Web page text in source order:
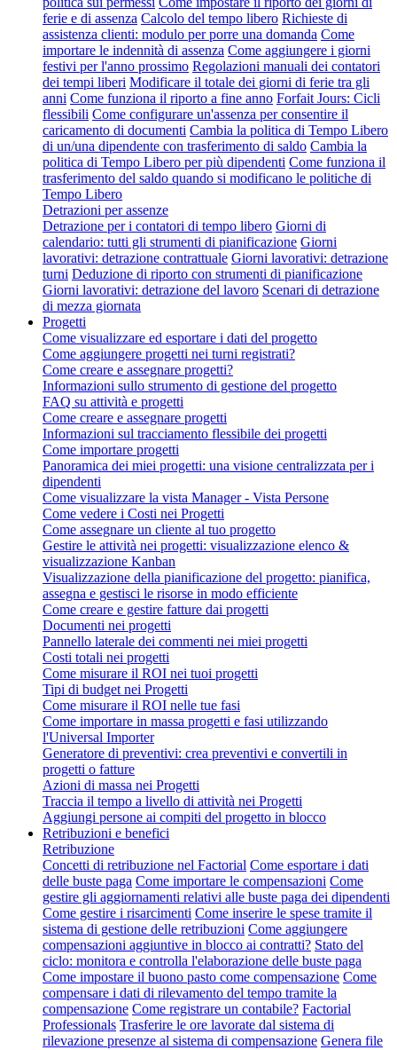
ferie e di assenza Calcolo del tempo libero Richieste di
assistenza clienti: modulo per porre una domanda Come
importare le indennità di assenza Come aggiungere i giorni
festivi per l'anno prossimo Regolazioni manuali dei contatori
dei tempi liberi Modificare il totale dei giorni di ferie tra gli
anni Come funziona il riporto a fine anno Forfait Jours: Cicli
flessibili Come configurare un'assenza per consentire il
caricamento di documenti Cambia la politica di Tempo Libero
di un/una dipendente con trasferimento di saldo Cambia la
politica di Tempo Libero per più dipendenti Come funziona il
trasferimento del saldo quando si modificano le politiche di
Tempo Libero
Detrazioni per assenze
Detrazione per i contatori di tempo libero Giorni di
calendario: tutti gli strumenti di pianificazione Giorni
lavorativi: detrazione contrattuale Giorni lavorativi: detrazione
turni Deduzione di riporto con strumenti di pianificazione
Giorni lavorativi: detrazione del lavoro Scenari di detrazione
di mezza giornata
Progetti
Come visualizzare ed esportare i dati del progetto
Come aggiungere progetti nei turni registrati?
Come creare e assegnare progetti?
Informazioni sullo strumento di gestione del progetto
FAQ su attività e progetti
Come creare e assegnare progetti
Informazioni sul tracciamento flessibile dei progetti
Come importare progetti
Panoramica dei miei progetti: una visione centralizzata per i
dipendenti
Come visualizzare la vista Manager - Vista Persone
Come vedere i Costi nei Progetti
Come assegnare un cliente al tuo progetto
Gestire le attività nei progetti: visualizzazione elenco &
visualizzazione Kanban
Visualizzazione della pianificazione del progetto: pianifica,
assegna e gestisci le risorse in modo efficiente
Come creare e gestire fatture dai progetti
Documenti nei progetti
Pannello laterale dei commenti nei miei progetti
Costi totali nei progetti
Come misurare il ROI nei tuoi progetti
Tipi di budget nei Progetti
Come misurare il ROI nelle tue fasi
Come importare in massa progetti e fasi utilizzando
l'Universal Importer
Generatore di preventivi: crea preventivi e convertili in
progetti o fatture
Azioni di massa nei Progetti
Traccia il tempo a livello di attività nei Progetti
Aggiungi persone ai compiti del progetto in blocco
Retribuzioni e benefici
Retribuzione
Concetti di retribuzione nel Factorial Come esportare i dati
delle buste paga Come importare le compensazioni Come
gestire gli aggiornamenti relativi alle buste paga dei dipendenti
Come gestire i risarcimenti Come inserire le spese tramite il
sistema di gestione delle retribuzioni Come aggiungere
compensazioni aggiuntive in blocco ai contratti? Stato del
ciclo: monitora e controlla l'elaborazione delle buste paga
Come impostare il buono pasto come compensazione Come
compensare i dati di rilevamento del tempo tramite la
compensazione Come registrare un contabile? Factorial
Professionals Trasferire le ore lavorate dal sistema di
rilevazione presenze al sistema di compensazione Genera file